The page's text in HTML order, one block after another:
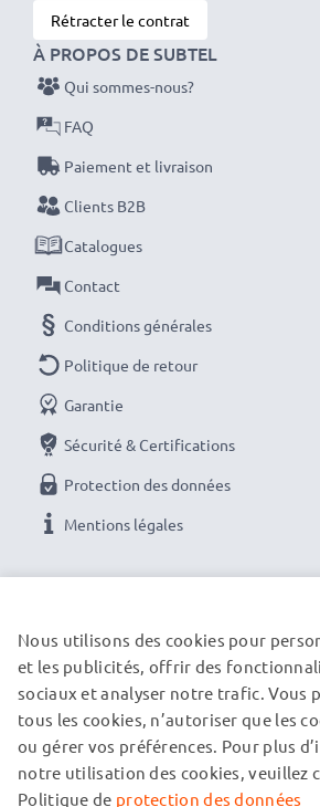
cependant bien compatible avec
Optez pour CELLONIC et ne faites
sur la qualité. Passez votre
Rétracter le contrat
À PROPOS DE SUBTEL
Qui sommes-nous?
FAQ
Paiement et livraison
Clients B2B
Catalogues
Contact
Conditions générales
Politique de retour
Garantie
Sécurité & Certifications
Protection des données
Mentions légales
NOS PARTENAIRES DE LIVRAISON
© subtel.be 2026
Tous les prix incluent la TVA et excluent
Veuillez noter que toutes les marques
Nous utilisons des cookies pour
et les publicités, offrir des
sociaux et analyser notre trafic. Vous
tous les cookies, n’autoriser que les
ou gérer vos préférences. Pour plus
notre utilisation des cookies, veuillez
Politique de protection des données